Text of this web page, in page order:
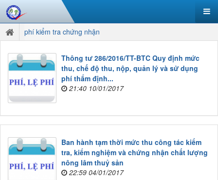
phí kiểm tra chứng nhận
Thông tư 286/2016/TT-BTC Quy định mức
thu, chế độ thu, nộp, quản lý và sử dụng
phí thẩm định...
21:40 10/01/2017
Ban hành tạm thời mức thu công tác kiểm
tra, kiểm nghiệm và chứng nhận chất lượng
nông lâm thuỷ sản
22:59 04/01/2017